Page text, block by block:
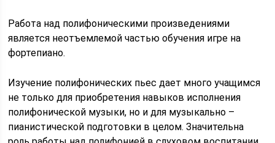
Работа над полифоническими произведениями
является неотъемлемой частью обучения игре на
фортепиано.
Изучение полифонических пьес дает много учащимся
не только для приобретения навыков исполнения
полифонической музыки, но и для музыкально –
пианистической подготовки в целом. Значительна